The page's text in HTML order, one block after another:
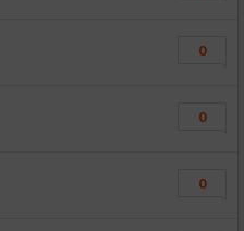
0
0
0